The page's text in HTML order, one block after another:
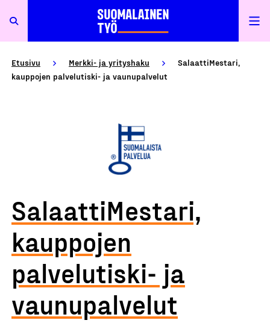
Etusivu Merkki- ja yrityshaku
SalaattiMestari,
kauppojen palvelutiski- ja vaunupalvelut
SalaattiMestari,
kauppojen
palvelutiski- ja
vaunupalvelut